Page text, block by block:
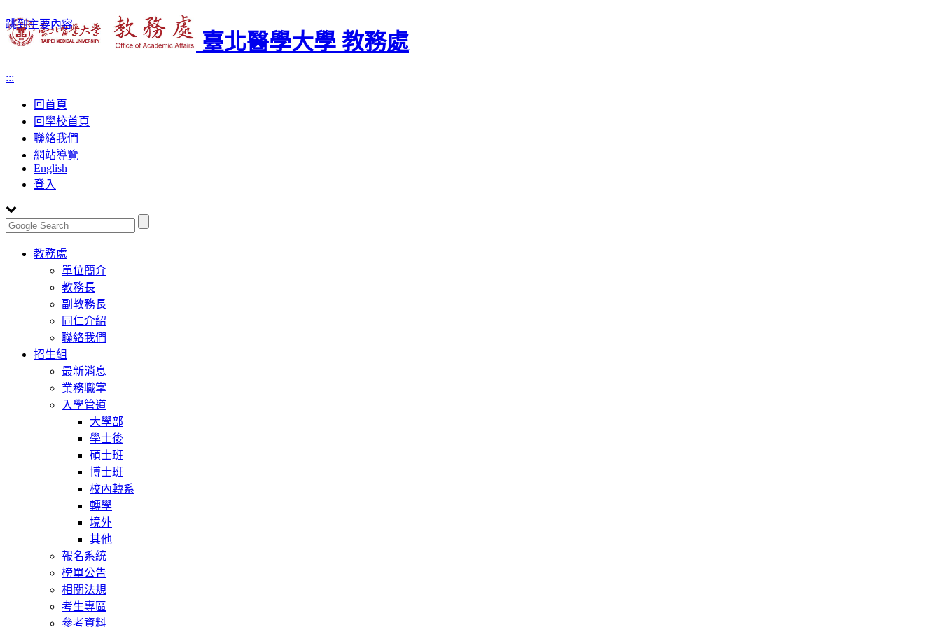
跳到主要內容
臺北醫學大學 教務處
:::
回首頁
回學校首頁
聯絡我們
網站導覽
English
登入
Toggle
navigation
教務處
單位簡介
教務長
副教務長
同仁介紹
聯絡我們
招生組
最新消息
業務職掌
入學管道
大學部
學士後
碩士班
博士班
校內轉系
轉學
境外
其他
報名系統
榜單公告
相關法規
考生專區
參考資料